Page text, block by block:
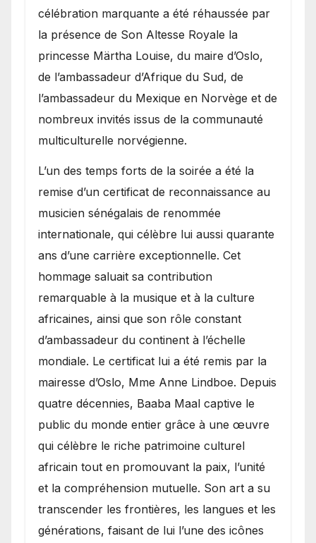
célébration marquante a été réhaussée par
la présence de Son Altesse Royale la
princesse Märtha Louise, du maire d’Oslo,
de l’ambassadeur d’Afrique du Sud, de
l’ambassadeur du Mexique en Norvège et de
nombreux invités issus de la communauté
multiculturelle norvégienne.
​L’un des temps forts de la soirée a été la
remise d’un certificat de reconnaissance au
musicien sénégalais de renommée
internationale, qui célèbre lui aussi quarante
ans d’une carrière exceptionnelle. Cet
hommage saluait sa contribution
remarquable à la musique et à la culture
africaines, ainsi que son rôle constant
d’ambassadeur du continent à l’échelle
mondiale. Le certificat lui a été remis par la
mairesse d’Oslo, Mme Anne Lindboe. Depuis
quatre décennies, Baaba Maal captive le
public du monde entier grâce à une œuvre
qui célèbre le riche patrimoine culturel
africain tout en promouvant la paix, l’unité
et la compréhension mutuelle. Son art a su
transcender les frontières, les langues et les
générations, faisant de lui l’une des icônes